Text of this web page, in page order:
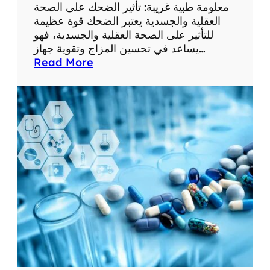
ع
ل
و
م
ط
ب
ة
م
ف
ي
د
ة
معلومة طبية غريبة: تأثير الضحك على الصحة
العقلية والجسدية يعتبر الضحك قوة عظيمة
للتأثير على الصحة العقلية والجسدية، فهو
يساعد في تحسين المزاج وتقوية جهاز…
Read More
ع
ل
م
ة
ط
ب
ي
ة
غ
ي
ب